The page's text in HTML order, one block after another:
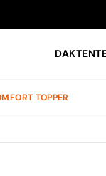
TOPPER